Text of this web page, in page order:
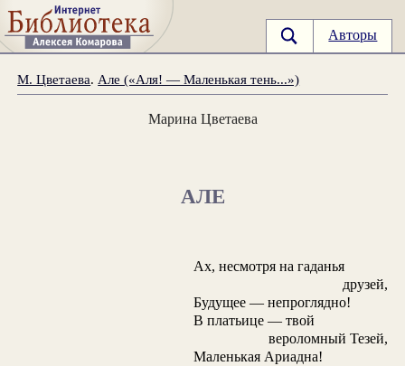
Авторы
М. Цветаева. Але («Аля! — Маленькая тень...»)
Марина Цветаева
АЛЕ
Ах, несмотря на гаданья
друзей,
Будущее — непроглядно!
В платьице — твой
вероломный Тезей,
Маленькая Ариадна!